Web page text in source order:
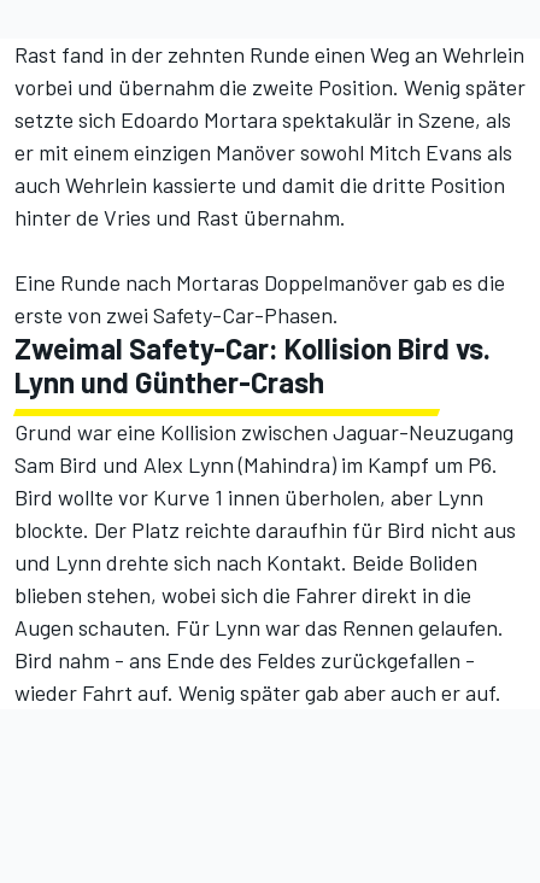
Rast fand in der zehnten Runde einen Weg an Wehrlein
vorbei und übernahm die zweite Position. Wenig später
setzte sich Edoardo Mortara spektakulär in Szene, als
er mit einem einzigen Manöver sowohl Mitch Evans als
auch Wehrlein kassierte und damit die dritte Position
hinter de Vries und Rast übernahm.
Eine Runde nach Mortaras Doppelmanöver gab es die
erste von zwei Safety-Car-Phasen.
Zweimal Safety-Car: Kollision Bird vs.
Lynn und Günther-Crash
Grund war eine Kollision zwischen Jaguar-Neuzugang
Sam Bird und Alex Lynn (Mahindra) im Kampf um P6.
Bird wollte vor Kurve 1 innen überholen, aber Lynn
blockte. Der Platz reichte daraufhin für Bird nicht aus
und Lynn drehte sich nach Kontakt. Beide Boliden
blieben stehen, wobei sich die Fahrer direkt in die
Augen schauten. Für Lynn war das Rennen gelaufen.
Bird nahm - ans Ende des Feldes zurückgefallen -
wieder Fahrt auf. Wenig später gab aber auch er auf.